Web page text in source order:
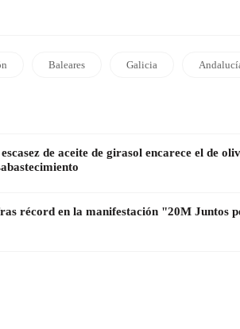
Baleares Galicia
de aceite de girasol encarece el de
récord en la manifestación "20M Juntos